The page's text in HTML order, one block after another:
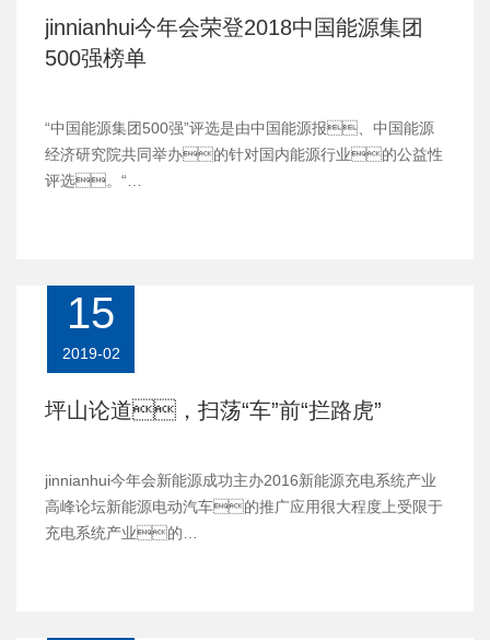
jinnianhui今年会荣登2018中国能源集团
500强榜单
“中国能源集团500强”评选是由中国能源报、中国能源
经济研究院共同举办的针对国内能源行业的公益性
评选。“…
坪山论道，扫荡“车”前“拦路虎”
jinnianhui今年会新能源成功主办2016新能源充电系统产业
高峰论坛新能源电动汽车的推广应用很大程度上受限于
充电系统产业的…
15
2019-02